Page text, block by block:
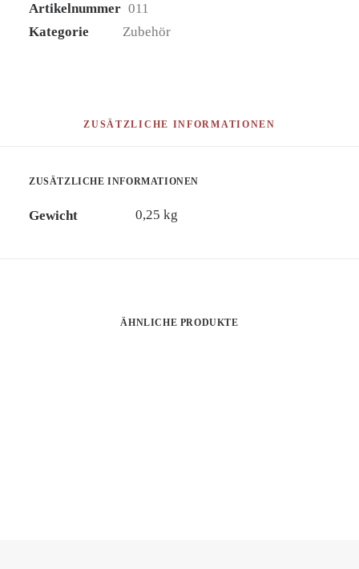
Artikelnummer 011
Kategorie
Zubehör
ZUSÄTZLICHE INFORMATIONEN
ZUSÄTZLICHE INFORMATIONEN
Gewicht 0,25 kg
ÄHNLICHE PRODUKTE